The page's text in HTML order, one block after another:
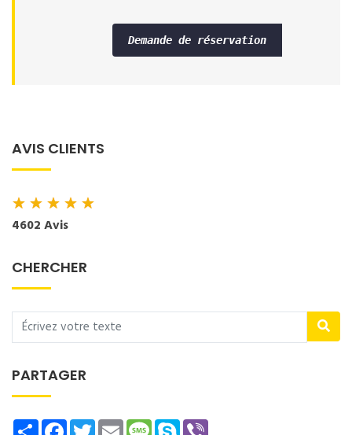
Demande de réservation
AVIS CLIENTS
★★★★★
4602 Avis
CHERCHER
PARTAGER
ShareFacebookTwitterEmailMessage
Skype